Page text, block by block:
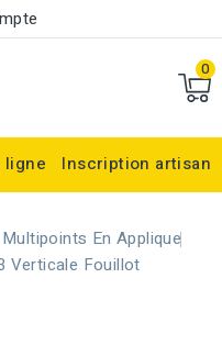
0
ligne Inscription artisan
En Applique
Verticale Fouillot